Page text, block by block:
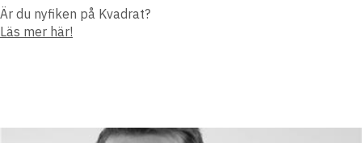
Är du nyfiken på Kvadrat?
Läs mer här!